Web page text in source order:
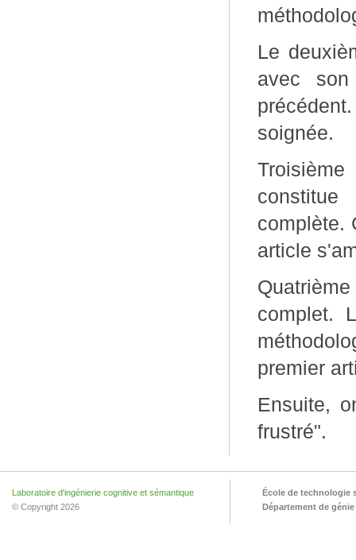
Le
avec
soignée.
complète.
article
complet.
premier
Ensuite,
frustré".
Laboratoire d'ingénierie cognitive et sémantique
© Copyright 2026
École de technologie
Département de